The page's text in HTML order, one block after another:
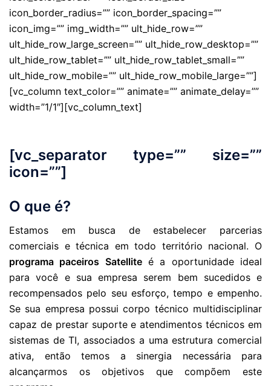
icon_border_radius=”” icon_border_spacing=””
icon_img=”” img_width=”” ult_hide_row=””
ult_hide_row_large_screen=”” ult_hide_row_desktop=””
ult_hide_row_tablet=”” ult_hide_row_tablet_small=””
ult_hide_row_mobile=”” ult_hide_row_mobile_large=””]
[vc_column text_color=”” animate=”” animate_delay=””
width=”1/1″][vc_column_text]
[vc_separator type=”” size=””
icon=””]
O que é?
Estamos em busca de estabelecer parcerias
comerciais e técnica em todo território nacional. O
programa paceiros Satelliteé a oportunidade ideal
para você e sua empresa serem bem sucedidos e
recompensados pelo seu esforço, tempo e empenho.
Se sua empresa possui corpo técnico multidisciplinar
capaz de prestar suporte e atendimentos técnicos em
sistemas de TI, associados a uma estrutura comercial
ativa, então temos a sinergia necessária para
alcançarmos os objetivos que compõem este